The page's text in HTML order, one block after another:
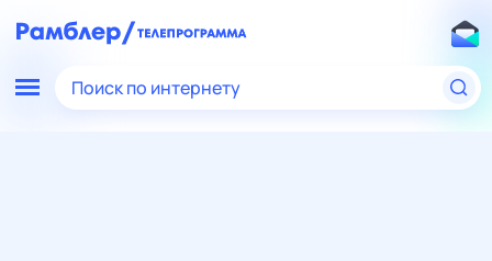
Поиск по интернету